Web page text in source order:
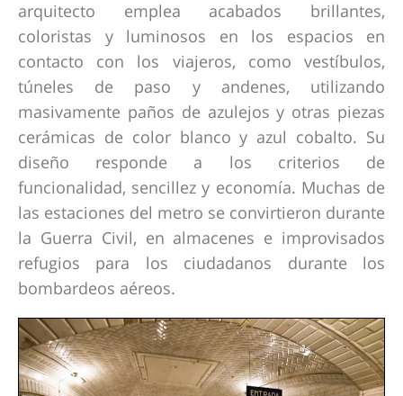
arquitecto emplea acabados brillantes,
coloristas y luminosos en los espacios en
contacto con los viajeros, como vestíbulos,
túneles de paso y andenes, utilizando
masivamente paños de azulejos y otras piezas
cerámicas de color blanco y azul cobalto. Su
diseño responde a los criterios de
funcionalidad, sencillez y economía. Muchas de
las estaciones del metro se convirtieron durante
la Guerra Civil, en almacenes e improvisados
refugios para los ciudadanos durante los
bombardeos aéreos.